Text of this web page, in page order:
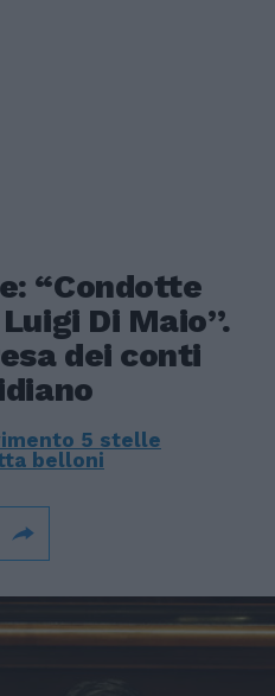
“Condotte
Di Maio”.
dei conti
5 stelle
belloni